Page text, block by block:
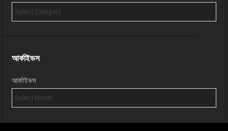
আর্কাইভস
আর্কাইভস